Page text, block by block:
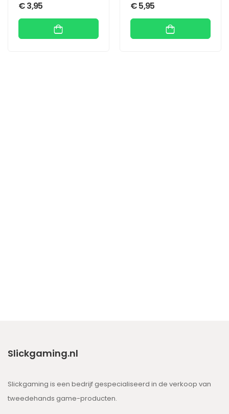
€3,95 €5,95
Slickgaming.nl
Slickgaming is een bedrijf gespecialiseerd in de verkoop van
tweedehands game-producten.